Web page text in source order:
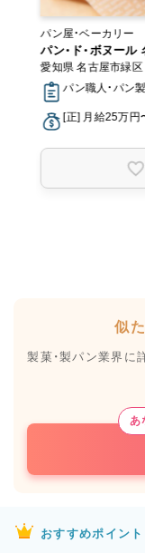
パン屋・ベーカリー
パン・ド・ボヌール
愛知県 名古屋市緑区
パン職人・パン
[正] 月給25万円
似
製菓・製パン業界に
あ
おすすめポイント